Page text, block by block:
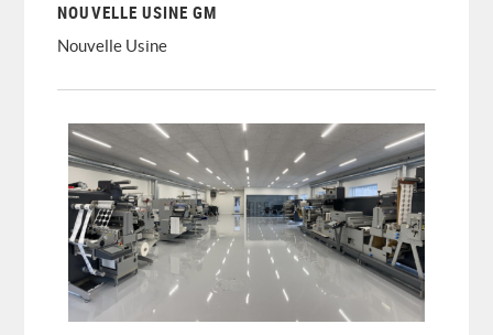
NOUVELLE USINE GM
Nouvelle Usine